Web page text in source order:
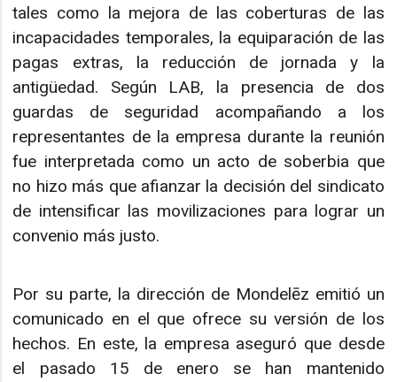
tales como la mejora de las coberturas de las
incapacidades temporales, la equiparación de las
pagas extras, la reducción de jornada y la
antigüedad. Según LAB, la presencia de dos
guardas de seguridad acompañando a los
representantes de la empresa durante la reunión
fue interpretada como un acto de soberbia que
no hizo más que afianzar la decisión del sindicato
de intensificar las movilizaciones para lograr un
convenio más justo.
Por su parte, la dirección de Mondelēz emitió un
comunicado en el que ofrece su versión de los
hechos. En este, la empresa aseguró que desde
el pasado 15 de enero se han mantenido